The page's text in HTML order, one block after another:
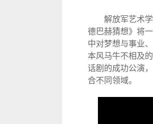
解放军艺术学
德巴赫猜想》将
中对梦想与事业
本风马牛不相及
话剧的成功公演
合不同领域。